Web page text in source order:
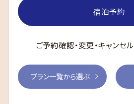
宿泊予約
ご予約確認・変更・キャンセル
プラン一覧から選ぶ